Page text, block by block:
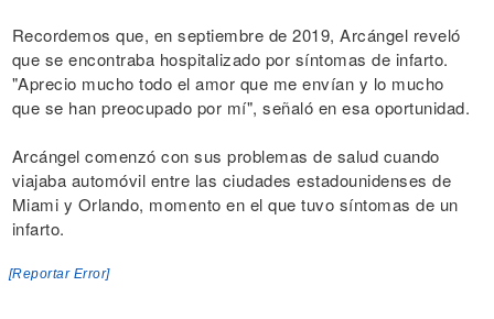
Recordemos que, en septiembre de 2019, Arcángel reveló
que se encontraba hospitalizado por síntomas de infarto.
"Aprecio mucho todo el amor que me envían y lo mucho
que se han preocupado por mí", señaló en esa oportunidad.
Arcángel comenzó con sus problemas de salud cuando
viajaba automóvil entre las ciudades estadounidenses de
Miami y Orlando, momento en el que tuvo síntomas de un
infarto.
[Reportar Error]